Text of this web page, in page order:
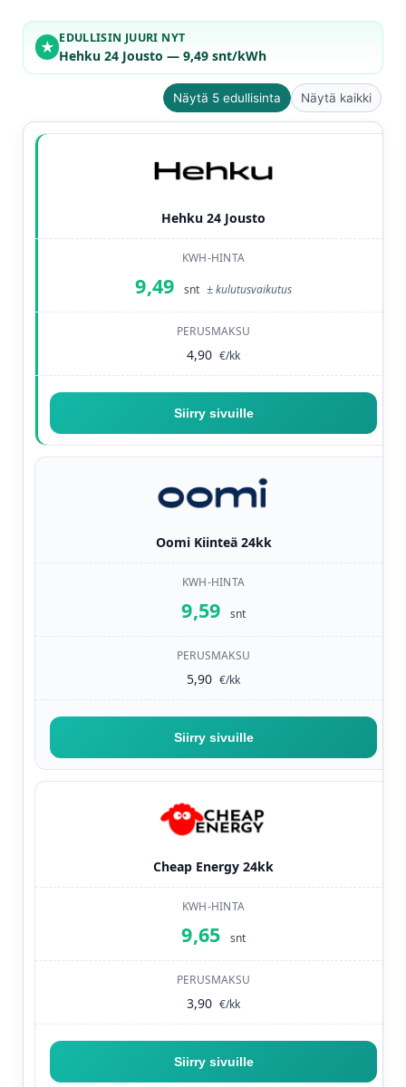
★ EDULLISIN JUURI NYT
Hehku 24 Jousto — 9,49 snt/kWh
Näytä 5 edullisinta Näytä kaikki
Hehku 24 Jousto
9,49 snt ± kulutusvaikutus
4,90 €/kk
Siirry sivuille— Hehku 24 Jousto
Oomi Kiinteä 24kk
9,59 snt
5,90 €/kk
Siirry sivuille— Oomi Kiinteä 24kk
Cheap Energy 24kk
9,65 snt
3,90 €/kk
Siirry sivuille— Cheap Energy 24kk